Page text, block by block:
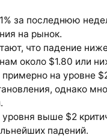
за последнюю
на рынок.
что падение
около $1.80 или
примерно на уровне
однако
выше $2
падений.